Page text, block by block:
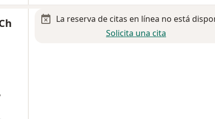
La reserva de citas en línea no está
Solicita una cita